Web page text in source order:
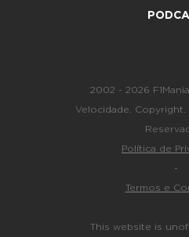
2002 - 2026
Velocidade.
Política de
-
Termos e
This website is